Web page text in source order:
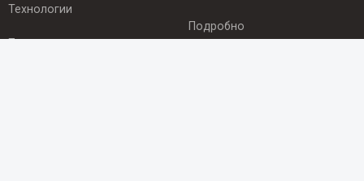
Технологии
Происшествия
Подробно